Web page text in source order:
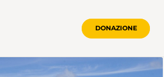
DONAZIONE